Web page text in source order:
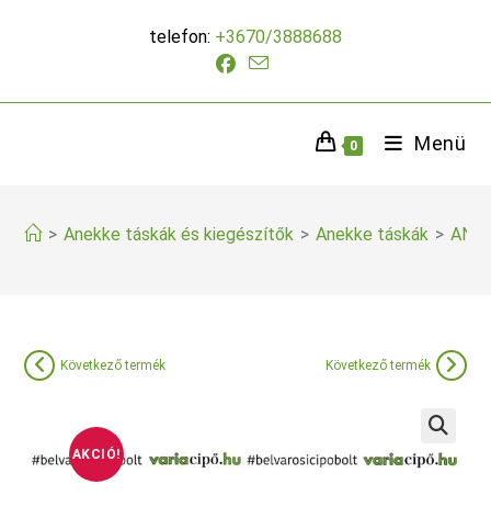
telefon: +3670/3888688
0 Menü
> Anekke táskák és kiegészítők > Anekke táskák >
AKCIÓ!
Következő termék Következő termék
🔍